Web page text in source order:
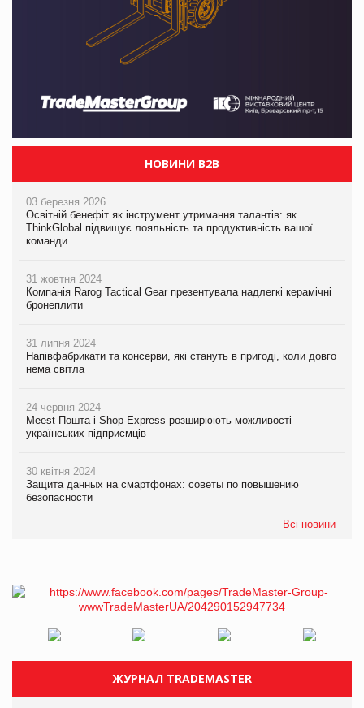
НОВИНИ B2B
03 березня 2026
Освітній бенефіт як інструмент утримання талантів: як
ThinkGlobal підвищує лояльність та продуктивність вашої
команди
31 жовтня 2024
Компанія Rarog Tactical Gear презентувала надлегкі керамічні
бронеплити
31 липня 2024
Напівфабрикати та консерви, які стануть в пригоді, коли довго
нема світла
24 червня 2024
Meest Пошта і Shop-Express розширюють можливості
українських підприємців
30 квітня 2024
Защита данных на смартфонах: советы по повышению
безопасности
Всі новини
ЖУРНАЛ TRADEMASTER